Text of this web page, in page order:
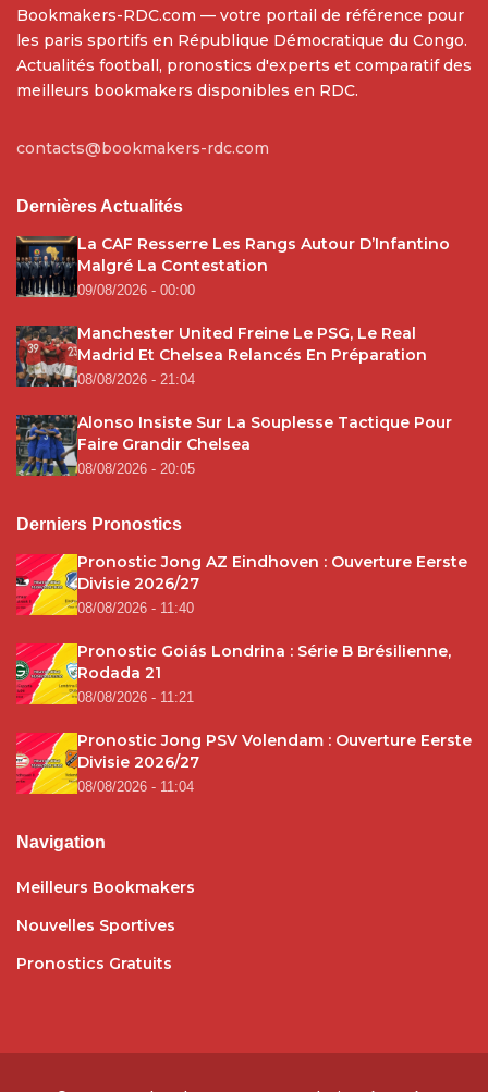
Bookmakers-RDC.com — votre portail de référence pour
les paris sportifs en République Démocratique du Congo.
Actualités football, pronostics d'experts et comparatif des
meilleurs bookmakers disponibles en RDC.
contacts@bookmakers-rdc.com
Dernières Actualités
La CAF Resserre Les Rangs Autour D’Infantino
Malgré La Contestation
09/08/2026 - 00:00
Manchester United Freine Le PSG, Le Real
Madrid Et Chelsea Relancés En Préparation
08/08/2026 - 21:04
Alonso Insiste Sur La Souplesse Tactique Pour
Faire Grandir Chelsea
08/08/2026 - 20:05
Derniers Pronostics
Pronostic Jong AZ Eindhoven : Ouverture Eerste
Divisie 2026/27
08/08/2026 - 11:40
Pronostic Goiás Londrina : Série B Brésilienne,
Rodada 21
08/08/2026 - 11:21
Pronostic Jong PSV Volendam : Ouverture Eerste
Divisie 2026/27
08/08/2026 - 11:04
Navigation
Meilleurs Bookmakers
Nouvelles Sportives
Pronostics Gratuits